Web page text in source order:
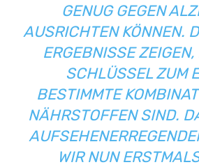
GENUG GEGEN
AUSRICHTEN KÖNNEN.
ERGEBNISSE
SCHLÜSSEL ZUM
BESTIMMTE
NÄHRSTOFFEN SIND.
WIR NUN